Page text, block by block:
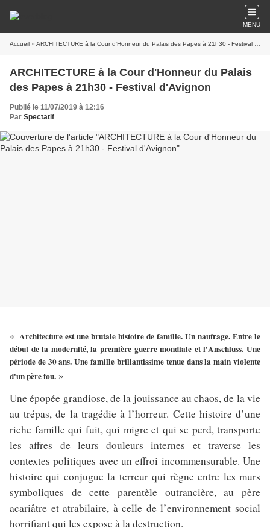
MENU
Accueil » ARCHITECTURE à la Cour d'Honneur du Palais des Papes à 21h30 - Festival d'Avignon
ARCHITECTURE à la Cour d'Honneur du Palais
des Papes à 21h30 - Festival d'Avignon
Publié le 11/07/2019 à 12:16
Par Spectatif
« Architecture est une brutale histoire de famille. Un naufrage. Entre le
début de la modernité, la première guerre mondiale et l'Anschluss. Une
période de 30 ans. Une famille brillantissime tenue dans la main violente
d'un père fou. »
Une épopée grandiose, de la jouissance au chaos, de la vie
au trépas, de la tragédie à l’horreur. Cette histoire d’une
riche famille qui fuit, qui migre et qui se perd, transporte
les affres de leurs douleurs internes et traverse les
contextes politiques avec un effroi incommensurable. Une
histoire qui conjugue la terreur qui règne entre les murs
symboliques de cette parentèle outrancière, au père
acariâtre et atrabilaire, à celle de l’environnement social
horrifiant qui les expose à la destruction.